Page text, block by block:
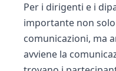
Per i dirigenti e i
importante non
comunicazioni, ma
avviene la